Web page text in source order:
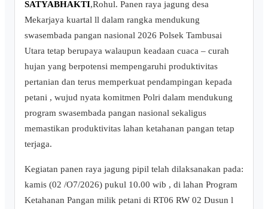
SATYABHAKTI,Rohul. Panen raya jagung desa
Mekarjaya kuartal ll dalam rangka mendukung
swasembada pangan nasional 2026 Polsek Tambusai
Utara tetap berupaya walaupun keadaan cuaca – curah
hujan yang berpotensi mempengaruhi produktivitas
pertanian dan terus memperkuat pendampingan kepada
petani , wujud nyata komitmen Polri dalam mendukung
program swasembada pangan nasional sekaligus
memastikan produktivitas lahan ketahanan pangan tetap
terjaga.
Kegiatan panen raya jagung pipil telah dilaksanakan pada:
kamis (02 /O7/2026) pukul 10.00 wib , di lahan Program
Ketahanan Pangan milik petani di RT06 RW 02 Dusun l